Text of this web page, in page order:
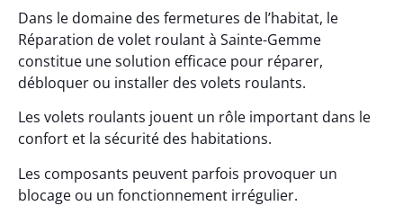
Dans le domaine des fermetures de l’habitat, le
Réparation de volet roulant à Sainte-Gemme
constitue une solution efficace pour réparer,
débloquer ou installer des volets roulants.
Les volets roulants jouent un rôle important dans le
confort et la sécurité des habitations.
Les composants peuvent parfois provoquer un
blocage ou un fonctionnement irrégulier.